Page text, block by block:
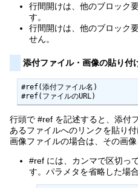
行間開けは、他のブロック
す。
行間開けは、他のブロック
せん。
添付ファイル・画像の貼り付
#ref(添付ファイル名)
#ref(ファイルのURL)
行頭で #ref を記述すると、添付
あるファイルへのリンクを貼り
画像ファイルの場合は、その画像
#ref には、カンマで区切っ
す。パラメタを省略した場